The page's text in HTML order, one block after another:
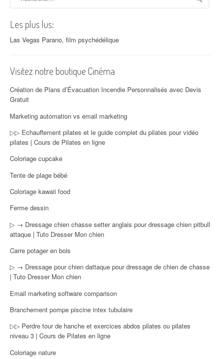
Les plus lus:
Las Vegas Parano, film psychédélique
Visitez notre boutique Cinéma
Création de Plans d’Évacuation Incendie Personnalisés avec Devis
Gratuit
Marketing automation vs email marketing
▷▷ Echauffement pilates et le guide complet du pilates pour vidéo
pilates | Cours de Pilates en ligne
Coloriage cupcake
Tente de plage bébé
Coloriage kawaii food
Ferme dessin
▷ → Dressage chien chasse setter anglais pour dressage chien pitbull
attaque | Tuto Dresser Mon chien
Carre potager en bois
▷ → Dressage pour chien dattaque pour dressage de chien de chasse
| Tuto Dresser Mon chien
Email marketing software comparison
Branchement pompe piscine intex tubulaire
▷▷ Perdre tour de hanche et exercices abdos pilates ou pilates
niveau 3 | Cours de Pilates en ligne
Coloriage nature